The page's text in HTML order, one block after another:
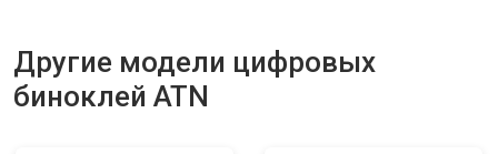
Ремонт цепи питания
Другие модели цифровых
биноклей ATN